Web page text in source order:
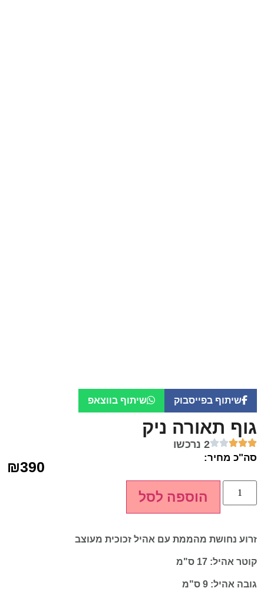
שיתוף בפייסבוק שיתוף בווצאפ
גוף תאורה ניק
2 נרכשו
סה"כ מחיר:
₪390
הוספה לסל
זרוע נחושת מהממת עם אהיל זכוכית מעוצב
קוטר אהיל: 17 ס"מ
גובה אהיל: 9 ס"מ